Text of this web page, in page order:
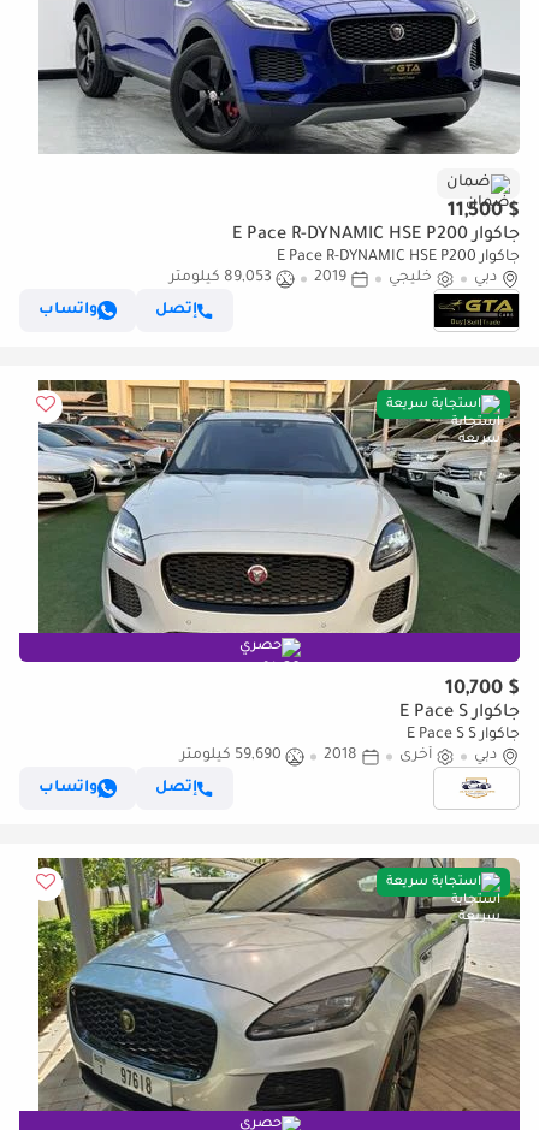
ضمان
$ 11,500
جاكوار E Pace R-DYNAMIC HSE P200
جاكوار E Pace R-DYNAMIC HSE P200
دبي
خليجي 2019
89,053 كيلومتر
إتصل
واتساب
استجابة سريعة
حصري
$ 10,700
جاكوار E Pace S
جاكوار E Pace S S
دبي
أخرى 2018
59,690 كيلومتر
إتصل
واتساب
استجابة سريعة
حصري